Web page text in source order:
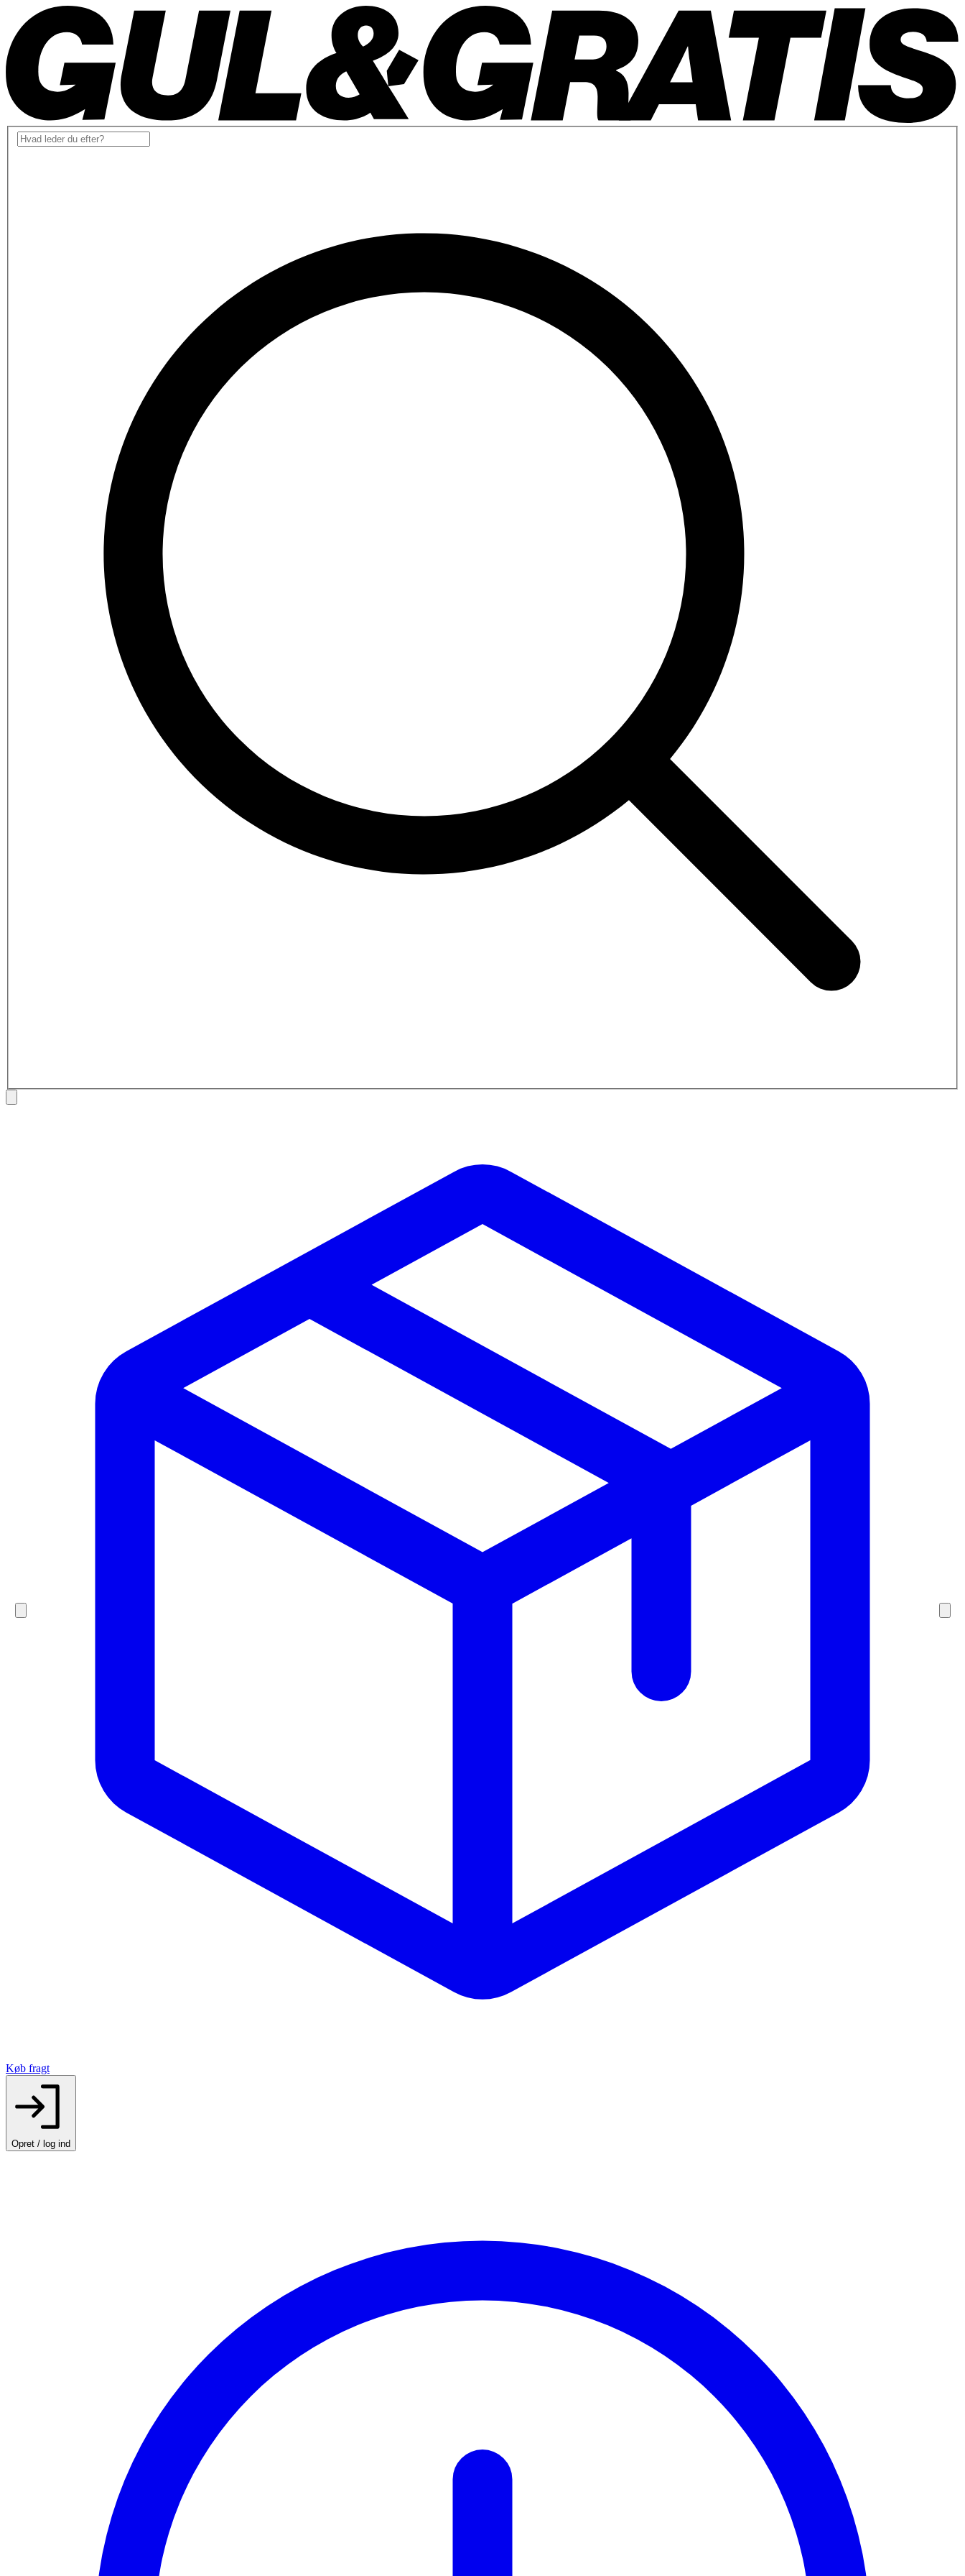
Køb fragt
Opret / log ind